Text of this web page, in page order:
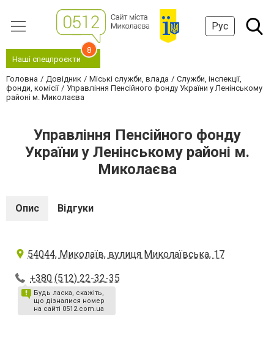
Рус
Наші спецпроєкти
8
Головна Довідник Міські служби, влада
Служби, інспекції,
фонди, комісії
Управління Пенсійного фонду України у Ленінському
районі м. Миколаєва
Управління Пенсійного фонду
України у Ленінському районі м.
Миколаєва
Опис Відгуки
54044, Миколаїв, вулиця Миколаївська, 17
+380 (512) 22-32-35
Будь ласка, скажіть,
що дізналися номер
на сайті 0512.com.ua